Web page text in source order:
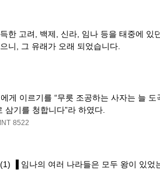
한 고려, 백제, 신라, 임나 등을 태중에
니, 그 유래가 오래 되었습니다.
게 이르기를 “무릇 조공하는 사자는 늘
기를 청합니다”라 하였다.
8522
▐ 임나의 여러 나라들은 모두 왕이 있